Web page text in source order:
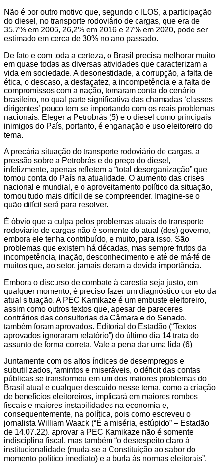
Não é por outro motivo que, segundo o ILOS, a participação
do diesel, no transporte rodoviário de cargas, que era de
35,7% em 2006, 26,2% em 2016 e 27% em 2020, pode ser
estimado em cerca de 30% no ano passado.
De fato e com toda a certeza, o Brasil precisa melhorar muito
em quase todas as diversas atividades que caracterizam a
vida em sociedade. A desonestidade, a corrupção, a falta de
ética, o descaso, a desfaçatez, a incompetência e a falta de
compromissos com a nação, tomaram conta do cenário
brasileiro, no qual parte significativa das chamadas ‘classes
dirigentes’ pouco tem se importando com os reais problemas
nacionais. Eleger a Petrobrás (5) e o diesel como principais
inimigos do País, portanto, é enganação e uso eleitoreiro do
tema.
A precária situação do transporte rodoviário de cargas, a
pressão sobre a Petrobrás e do preço do diesel,
infelizmente, apenas refletem a “total desorganização” que
tomou conta do País na atualidade. O aumento das crises
nacional e mundial, e o aproveitamento político da situação,
tornou tudo mais difícil de se compreender. Imagine-se o
quão difícil será para resolver.
É óbvio que a culpa pelos problemas atuais do transporte
rodoviário de cargas não é somente do atual (des) governo,
embora ele tenha contribuído, e muito, para isso. São
problemas que existem há décadas, mas sempre frutos da
incompetência, inação, desconhecimento e até de má-fé de
muitos que, ao setor, jamais deram a devida importância.
Embora o discurso de combate à carestia seja justo, em
qualquer momento, é preciso fazer um diagnóstico correto da
atual situação. A PEC Kamikaze é um embuste eleitoreiro,
assim como outros textos que, apesar de pareceres
contrários das consultorias da Câmara e do Senado,
também foram aprovados. Editorial do Estadão (“Textos
aprovados ignoraram relatório”) do último dia 14 trata do
assunto de forma correta. Vale a pena dar uma lida (6).
Juntamente com os altos índices de desempregos e
subutilizados, famintos e miseráveis, o déficit das contas
públicas se transformou em um dos maiores problemas do
Brasil atual e qualquer descuido nesse tema, como a criação
de benefícios eleitoreiros, implicará em maiores rombos
fiscais e maiores instabilidades na economia e,
consequentemente, na política, pois como escreveu o
jornalista William Waack (“É a miséria, estúpido” – Estadão
de 14.07.22), aprovar a PEC Kamikaze não é somente
indisciplina fiscal, mas também “o desrespeito claro à
institucionalidade (muda-se a Constituição ao sabor do
momento político imediato) e a burla às normas eleitorais”.